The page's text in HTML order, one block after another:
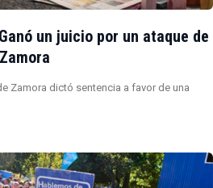
un juicio por un ataque de
Zamora dictó sentencia a favor de una